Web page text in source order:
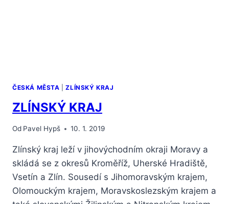
ČESKÁ MĚSTA |ZLÍNSKÝ KRAJ
ZLÍNSKÝ KRAJ
Od Pavel Hypš 10. 1. 2019
Zlínský kraj leží v jihovýchodním okraji Moravy a
skládá se z okresů Kroměříž, Uherské Hradiště,
Vsetín a Zlín. Sousedí s Jihomoravským krajem,
Olomouckým krajem, Moravskoslezským krajem a